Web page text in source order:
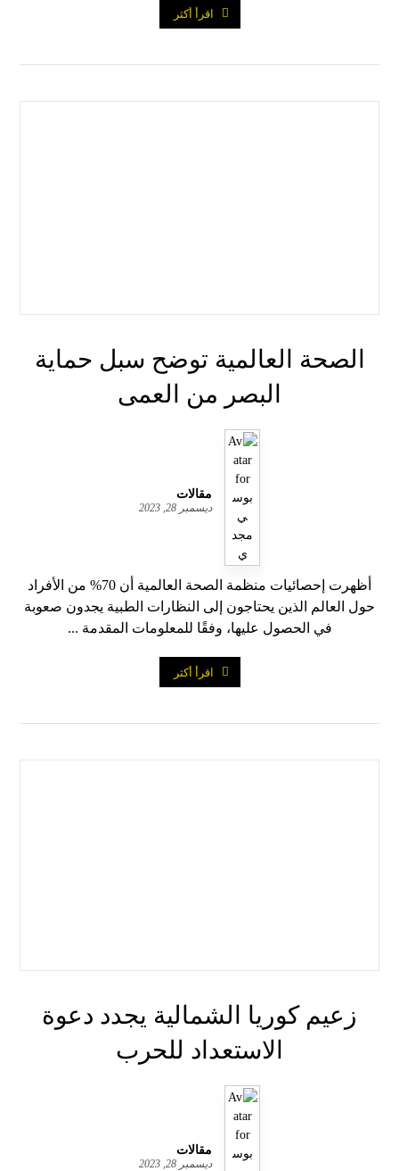
اقرأ أكثر
الصحة العالمية توضح سبل حماية
البصر من العمى
مقالات
ديسمبر 28, 2023
أظهرت إحصائيات منظمة الصحة العالمية أن 70% من الأفراد
حول العالم الذين يحتاجون إلى النظارات الطبية يجدون صعوبة
في الحصول عليها، وفقًا للمعلومات المقدمة ...
اقرأ أكثر
زعيم كوريا الشمالية يجدد دعوة
الاستعداد للحرب
مقالات
ديسمبر 28, 2023